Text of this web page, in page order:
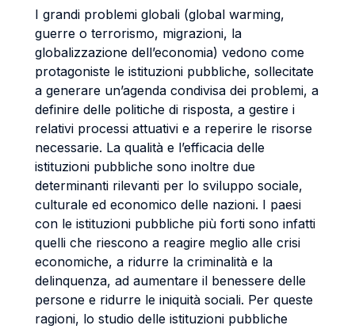
I grandi problemi globali (global warming,
guerre o terrorismo, migrazioni, la
globalizzazione dell’economia) vedono come
protagoniste le istituzioni pubbliche, sollecitate
a generare un’agenda condivisa dei problemi, a
definire delle politiche di risposta, a gestire i
relativi processi attuativi e a reperire le risorse
necessarie. La qualità e l’efficacia delle
istituzioni pubbliche sono inoltre due
determinanti rilevanti per lo sviluppo sociale,
culturale ed economico delle nazioni. I paesi
con le istituzioni pubbliche più forti sono infatti
quelli che riescono a reagire meglio alle crisi
economiche, a ridurre la criminalità e la
delinquenza, ad aumentare il benessere delle
persone e ridurre le iniquità sociali. Per queste
ragioni, lo studio delle istituzioni pubbliche